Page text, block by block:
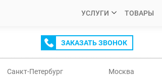
УСЛУГИ ТОВАРЫ
ЗАКАЗАТЬ ЗВОНОК
Санкт-Петербург Москва